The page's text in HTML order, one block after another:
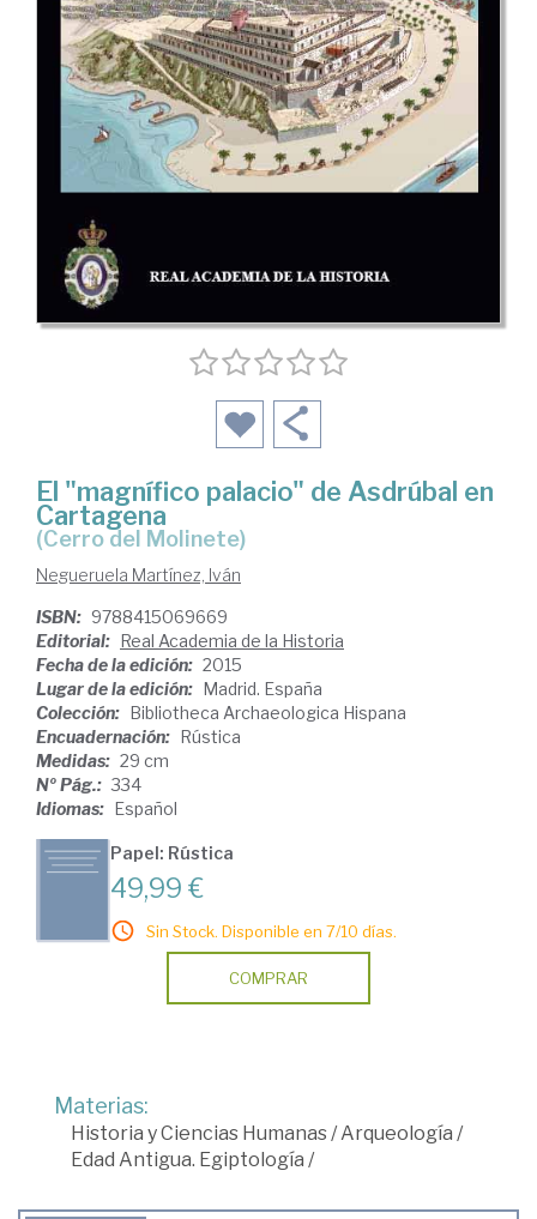
El "magnífico palacio" de Asdrúbal en
Cartagena
(Cerro del Molinete)
Negueruela Martínez, Iván
ISBN: 9788415069669
Editorial: Real Academia de la Historia
Fecha de la edición: 2015
Lugar de la edición: Madrid. España
Colección: Bibliotheca Archaeologica Hispana
Encuadernación: Rústica
Medidas: 29 cm
Nº Pág.: 334
Idiomas: Español
Papel: Rústica
49,99 €
Sin Stock. Disponible en 7/10 días.
COMPRAR
Materias:
Historia y Ciencias Humanas/Arqueología /
Edad Antigua. Egiptología /